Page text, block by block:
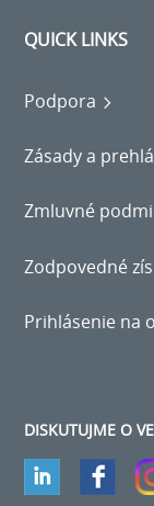
QUICK LINKS
Podpora
Zásady a
Zmluvné
Zodpovedné
Prihlásenie na
DISKUTUJME O